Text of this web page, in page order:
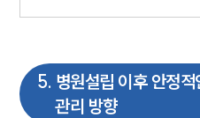
5. 병원설립 이후 안정
관리 방향